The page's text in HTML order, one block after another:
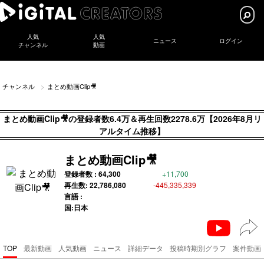
人気
チャンネル
人気
動画
ニュース ログイン
チャンネル まとめ動画Clip🎥
まとめ動画Clip🎥の登録者数6.4万＆再生回数2278.6万【2026年8月リ
アルタイム推移】
まとめ動画Clip🎥
登録者数 : 64,300 +11,700
再生数: 22,786,080 -445,335,339
言語 :
国:日本
TOP 最新動画 人気動画 ニュース 詳細データ 投稿時期別グラフ 案件動画